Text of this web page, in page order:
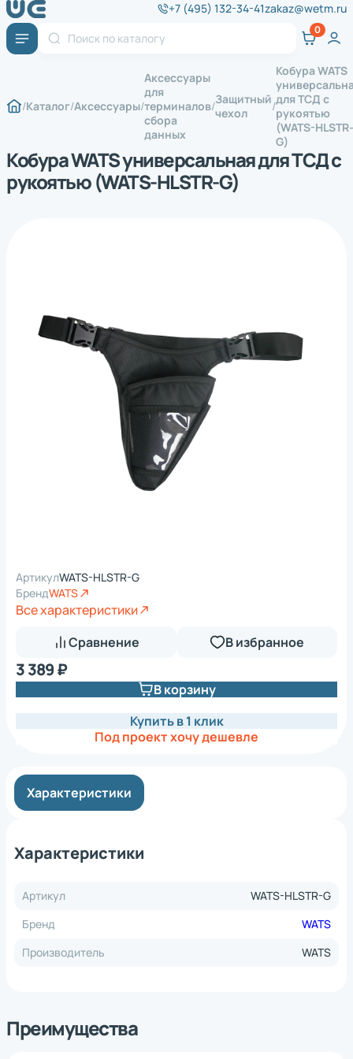
+7 (495) 132-34-41zakaz@wetm.ru
Каталог Аксессуары
Аксессуары
для
терминалов
сбора
данных
Защитный
чехол
Кобура WATS
для ТСД с
рукоятью
(WATS-HLSTR-
G)
Кобура WATS универсальная для ТСД с
рукоятью (WATS-HLSTR-G)
АртикулWATS-HLSTR-G
БрендWATS
Все характеристики
Сравнение
В избранное
3 389 ₽
В корзину
Купить в 1 клик
Под проект хочу дешевле
Характеристики
Характеристики
Артикул
WATS-HLSTR-G
Бренд
WATS
Производитель
WATS
Преимущества